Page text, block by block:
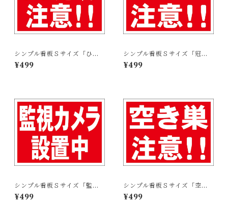
シンプル看板Ｓサイズ「ひっ
たくり注意！！」屋外可【防
犯・防災】
¥499
シンプル看板Ｓサイズ「冠水
に注意！！」屋外可【防犯・
防災】
¥499
シンプル看板Ｓサイズ「監視
カメラ設置中」屋外可【防
犯・防災】
¥499
シンプル看板Ｓサイズ「空き
巣注意！！」屋外可【防犯・
防災】
¥499